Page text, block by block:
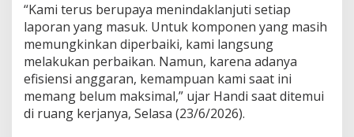
i
p
r
o
r
i
t
“Kami terus berupaya menindaklanjuti setiap
laporan yang masuk. Untuk komponen yang masih
memungkinkan diperbaiki, kami langsung
melakukan perbaikan. Namun, karena adanya
efisiensi anggaran, kemampuan kami saat ini
memang belum maksimal,” ujar Handi saat ditemui
di ruang kerjanya, Selasa (23/6/2026).